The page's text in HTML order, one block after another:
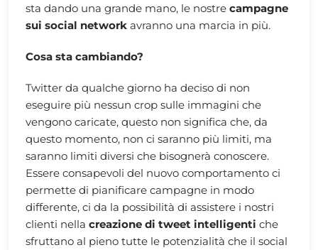
sta dando una grande mano, le nostre campagne
sui social network avranno una marcia in più.
Cosa sta cambiando?
Twitter da qualche giorno ha deciso di non
eseguire più nessun crop sulle immagini che
vengono caricate, questo non significa che, da
questo momento, non ci saranno più limiti, ma
saranno limiti diversi che bisognerà conoscere.
Essere consapevoli del nuovo comportamento ci
permette di pianificare campagne in modo
differente, ci da la possibilità di assistere i nostri
clienti nella creazione di tweet intelligenti che
sfruttano al pieno tutte le potenzialità che il social